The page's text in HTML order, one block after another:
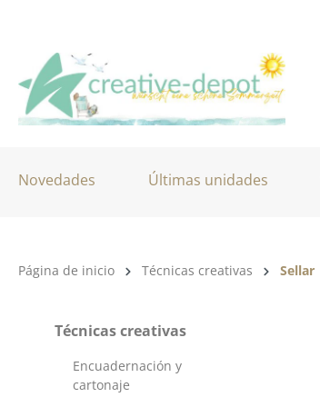
Novedades Últimas unidades
Página de inicio Técnicas creativas Sellar
Técnicas creativas
Encuadernación y
cartonaje